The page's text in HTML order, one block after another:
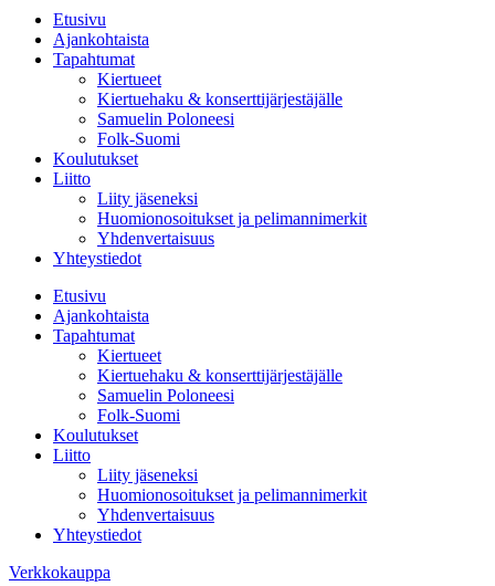
Etusivu
Ajankohtaista
Tapahtumat
Kiertueet
Kiertuehaku & konserttijärjestäjälle
Samuelin Poloneesi
Folk-Suomi
Koulutukset
Liitto
Liity jäseneksi
Huomionosoitukset ja pelimannimerkit
Yhdenvertaisuus
Yhteystiedot
Etusivu
Ajankohtaista
Tapahtumat
Kiertueet
Kiertuehaku & konserttijärjestäjälle
Samuelin Poloneesi
Folk-Suomi
Koulutukset
Liitto
Liity jäseneksi
Huomionosoitukset ja pelimannimerkit
Yhdenvertaisuus
Yhteystiedot
Verkkokauppa